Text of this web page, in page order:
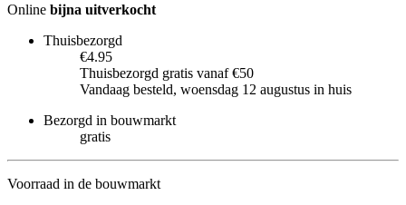
Online bijna uitverkocht
Thuisbezorgd
€4.95
Thuisbezorgd gratis vanaf €50
Vandaag besteld, woensdag 12 augustus in huis
Bezorgd in bouwmarkt
gratis
Voorraad in de bouwmarkt